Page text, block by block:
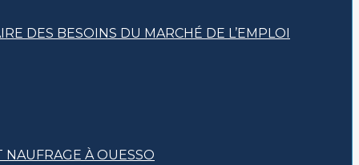
DES BESOINS DU MARCHÉ DE L’EMPLOI
NAUFRAGE À OUESSO